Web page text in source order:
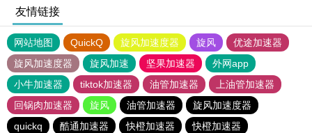
友情链接
网站地图 QuickQ 旋风加速度器 旋风
优途加速器
旋风加速度器
旋风加速 坚果加速器
外网app
小牛加速器
tiktok加速器 油管加速器
上油管加速器
回锅肉加速器
旋风 油管加速器
旋风加速度器
quickq
酷通加速器 快橙加速器
快橙加速器